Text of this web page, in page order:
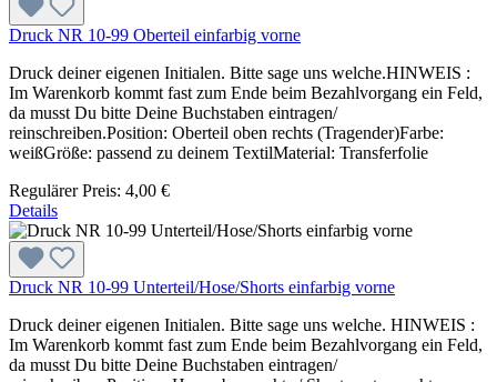
Druck NR 10-99 Oberteil einfarbig vorne
Druck deiner eigenen Initialen. Bitte sage uns welche.HINWEIS :
Im Warenkorb kommt fast zum Ende beim Bezahlvorgang ein Feld,
da musst Du bitte Deine Buchstaben eintragen/
reinschreiben.Position: Oberteil oben rechts (Tragender)Farbe:
weißGröße: passend zu deinem TextilMaterial: Transferfolie
Regulärer Preis: 4,00 €
Details
Druck NR 10-99 Unterteil/Hose/Shorts einfarbig vorne
Druck deiner eigenen Initialen. Bitte sage uns welche. HINWEIS :
Im Warenkorb kommt fast zum Ende beim Bezahlvorgang ein Feld,
da musst Du bitte Deine Buchstaben eintragen/